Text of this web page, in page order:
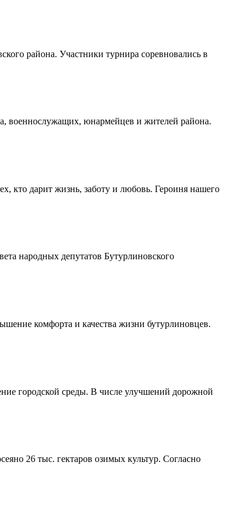
района. Участники турнира соревновались в
военнослужащих, юнармейцев и жителей района.
кто дарит жизнь, заботу и любовь. Героиня нашего
народных депутатов Бутурлиновского
комфорта и качества жизни бутурлиновцев.
городской среды. В числе улучшений дорожной
26 тыс. гектаров озимых культур. Согласно